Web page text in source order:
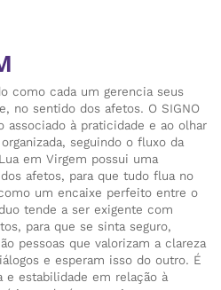
como cada um gerencia seus
no sentido dos afetos. O SIGNO
associado à praticidade e ao olhar
seguindo o fluxo da
em Virgem possui uma
afetos, para que tudo flua no
um encaixe perfeito entre o
tende a ser exigente com
para que se sinta seguro,
pessoas que valorizam a clareza
e esperam isso do outro. É
e estabilidade em relação à